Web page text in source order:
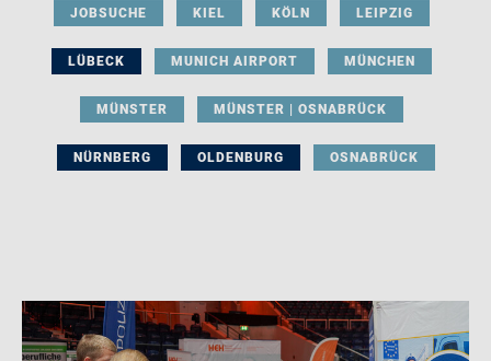
JOBSUCHE KIEL KÖLN LEIPZIG
LÜBECK MUNICH AIRPORT MÜNCHEN
MÜNSTER MÜNSTER | OSNABRÜCK
NÜRNBERG OLDENBURG OSNABRÜCK